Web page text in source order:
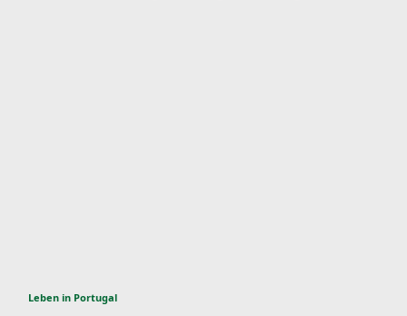
Leben in Portugal